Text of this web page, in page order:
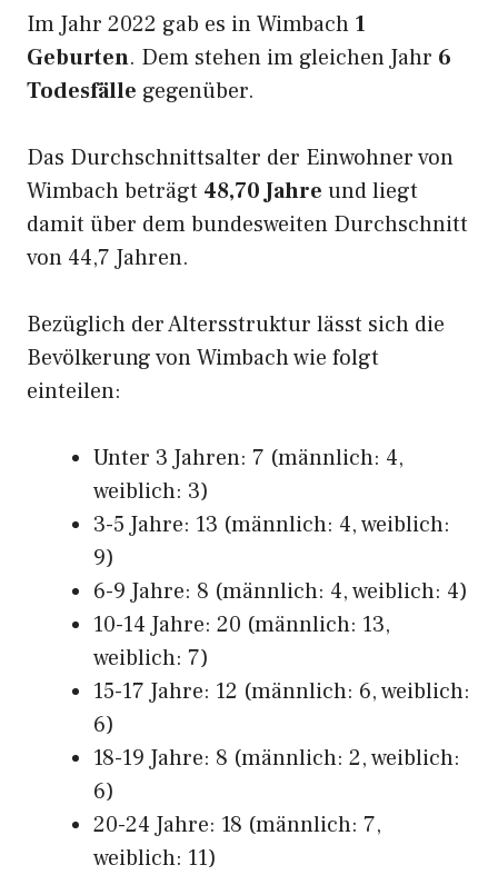
Im Jahr 2022 gab es in Wimbach 1
Geburten. Dem stehen im gleichen Jahr 6
Todesfälle gegenüber.
Das Durchschnittsalter der Einwohner von
Wimbach beträgt 48,70 Jahre und liegt
damit über dem bundesweiten Durchschnitt
von 44,7 Jahren.
Bezüglich der Altersstruktur lässt sich die
Bevölkerung von Wimbach wie folgt
einteilen:
Unter 3 Jahren: 7 (männlich: 4,
weiblich: 3)
3-5 Jahre: 13 (männlich: 4, weiblich:
9)
6-9 Jahre: 8 (männlich: 4, weiblich: 4)
10-14 Jahre: 20 (männlich: 13,
weiblich: 7)
15-17 Jahre: 12 (männlich: 6, weiblich:
6)
18-19 Jahre: 8 (männlich: 2, weiblich:
6)
20-24 Jahre: 18 (männlich: 7,
weiblich: 11)